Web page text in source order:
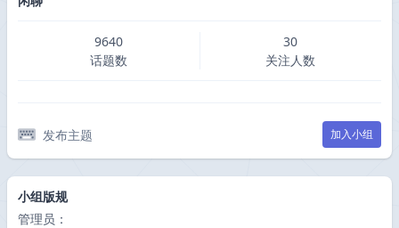
9640
话题数
30
关注人数
发布主题 加入小组
小组版规
管理员：